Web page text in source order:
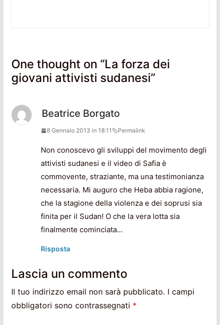
One thought on “La forza dei
giovani attivisti sudanesi”
Beatrice Borgato
8 Gennaio 2013 in 18:11 Permalink
Non conoscevo gli sviluppi del movimento degli
attivisti sudanesi e il video di Safia è
commovente, straziante, ma una testimonianza
necessaria. Mi auguro che Heba abbia ragione,
che la stagione della violenza e dei soprusi sia
finita per il Sudan! O che la vera lotta sia
finalmente cominciata…
Risposta
Lascia un commento
Il tuo indirizzo email non sarà pubblicato. I campi
obbligatori sono contrassegnati *